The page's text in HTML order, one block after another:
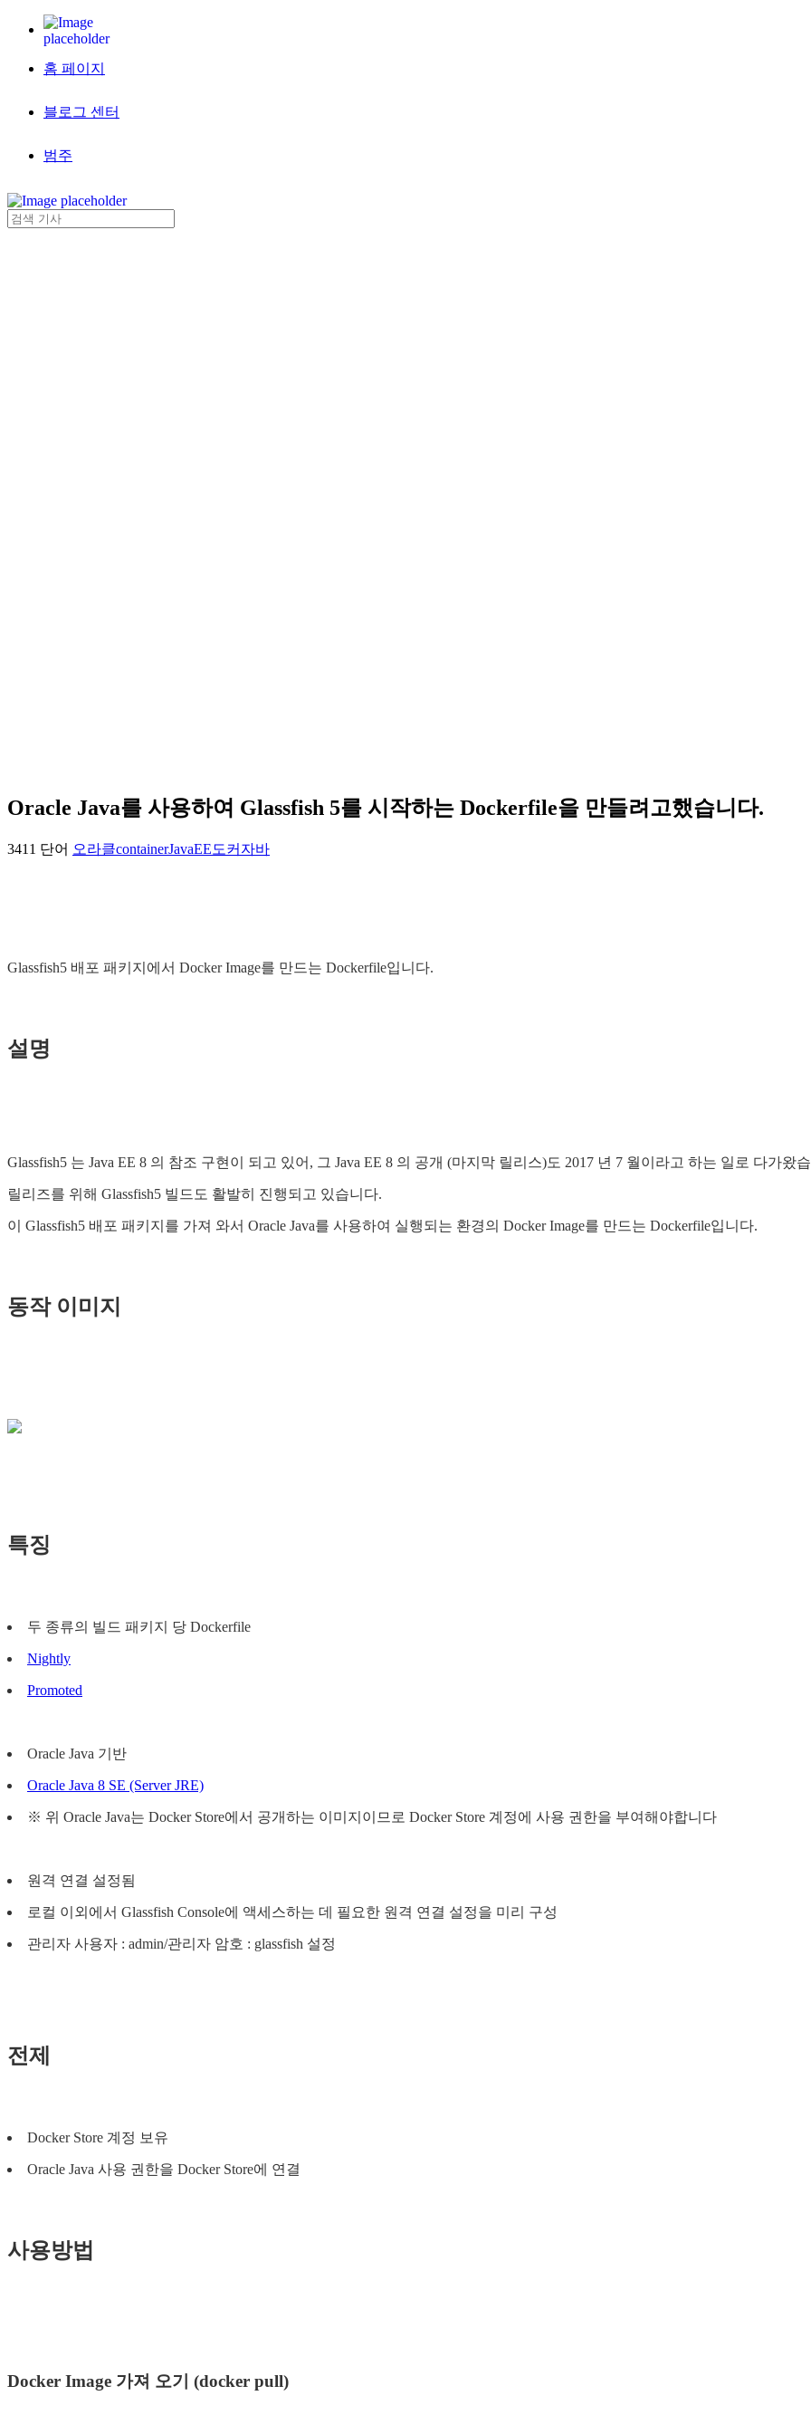
홈 페이지
블로그 센터
범주
Oracle Java를 사용하여 Glassfish 5를 시작하는 Dockerfile을 만들려고했습니다.
3411 단어 오라클containerJavaEE도커 자바
Glassfish5 배포 패키지에서 Docker Image를 만드는 Dockerfile입니다.
설명
Glassfish5 는 Java EE 8 의 참조 구현이 되고 있어, 그 Java EE 8 의 공개 (마지막 릴리스)도 2017 년 7 월이라고 하는 일로 다가왔
릴리즈를 위해 Glassfish5 빌드도 활발히 진행되고 있습니다.
이 Glassfish5 배포 패키지를 가져 와서 Oracle Java를 사용하여 실행되는 환경의 Docker Image를 만드는 Dockerfile입니다.
동작 이미지
특징
두 종류의 빌드 패키지 당 Dockerfile
Nightly
Promoted
Oracle Java 기반
Oracle Java 8 SE (Server JRE)
※ 위 Oracle Java는 Docker Store에서 공개하는 이미지이므로 Docker Store 계정에 사용 권한을 부여해야합니다
원격 연결 설정됨
로컬 이외에서 Glassfish Console에 액세스하는 데 필요한 원격 연결 설정을 미리 구성
관리자 사용자 : admin/관리자 암호 : glassfish 설정
전제
Docker Store 계정 보유
Oracle Java 사용 권한을 Docker Store에 연결
사용방법
Docker Image 가져 오기 (docker pull)